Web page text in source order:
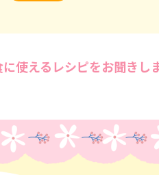
使えるレシピをお聞きし